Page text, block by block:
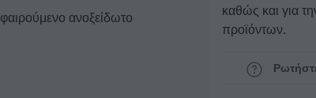
ανοξείδωτο
καθώς και για
προϊόντων.